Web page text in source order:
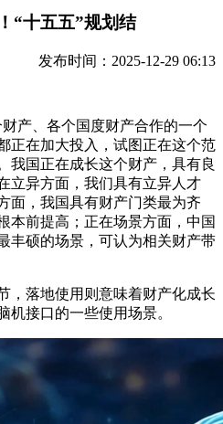
“十五五”规划结
发布时间：2025-12-29 06:13
、各个国度财产合作的一个
正在加大投入，试图正在这个范
我国正在成长这个财产，具有良
立异方面，我们具有立异人才
面，我国具有财产门类最为齐
本前提高；正在场景方面，中国
丰硕的场景，可认为相关财产带
落地使用则意味着财产化成长
机接口的一些使用场景。